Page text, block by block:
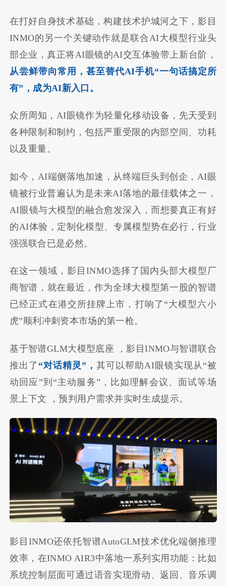
在打好自身技术基础，构建技术护城河之下，影目
INMO的另一个关键动作就是联合AI大模型行业头
部企业，真正将AI眼镜的AI交互体验带上新台阶，
从尝鲜带向常用，甚至替代AI手机“一句话搞定所
有”，成为AI新入口。
众所周知，AI眼镜作为轻量化移动设备，先天受到
各种限制和制约，包括严重受限的内部空间、功耗
以及重量。
如今，AI端侧落地加速，从终端巨头到创企，AI眼
镜被行业普遍认为是未来AI落地的最佳载体之一，
AI眼镜与大模型的融合愈发深入，而想要真正有好
的AI体验，定制化模型、专属模型势在必行，行业
强强联合已是必然。
在这一领域，影目INMO选择了国内头部大模型厂
商智谱，就在最近，作为全球大模型第一股的智谱
已经正式在港交所挂牌上市，打响了“大模型六小
虎”顺利冲刺资本市场的第一枪。
基于智谱GLM大模型底座 ，影目INMO与智谱联合
推出了 “对话精灵”，其可以帮助AI眼镜实现从“被
动回应”到“主动服务”，比如理解会议、面试等场
景上下文 ，预判用户需求并实时生成提示。
影目INMO还依托智谱AutoGLM技术优化端侧推理
效率，在INMO AIR3中落地一系列实用功能：比如
系统控制层面可通过语音实现滑动、返回、音乐调